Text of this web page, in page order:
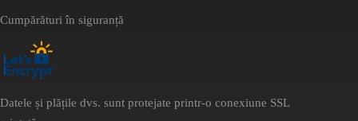
Cumpărături în siguranță
Datele și plățile dvs. sunt protejate printr-o conexiune SSL